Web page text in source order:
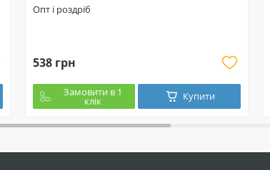
Опт і роздріб
538 грн
Замовити в 1
клік Купити